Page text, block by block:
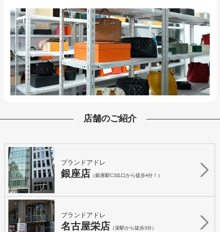
店舗のご紹介
ブランドアドレ
銀座店 （銀座駅C3出口から徒歩4分！）
ブランドアドレ
名古屋栄店 （栄駅から徒歩3分）